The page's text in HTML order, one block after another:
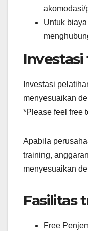
akomodasi/
Untuk
Investasi
menyesuaikan
*Please feel free
Apabila
training,
menyesuaikan
Fasilitas
Free